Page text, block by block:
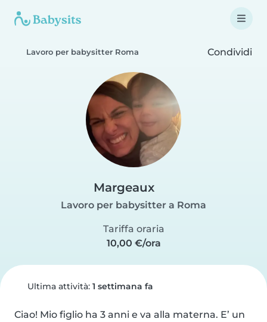
Lavoro per babysitter Roma Condividi
Margeaux
Lavoro per babysitter a Roma
Tariffa oraria
10,00 €/ora
Ultima attività: 1 settimana fa
Ciao! Mio figlio ha 3 anni e va alla materna. E’ un